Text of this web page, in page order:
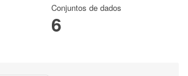
Conjuntos de dados
6